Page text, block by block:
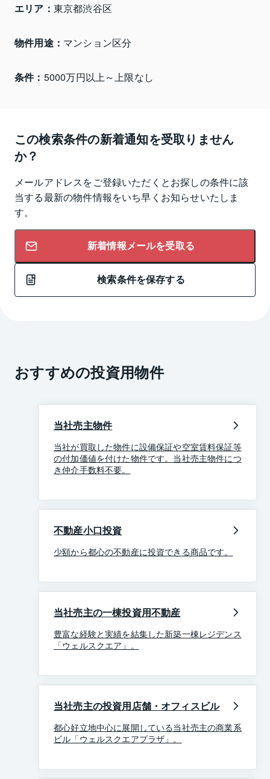
エリア： 東京都渋谷区
物件用途： マンション区分
条件： 5000万円以上～上限なし
この検索条件の新着通知を受取りません
か？
メールアドレスをご登録いただくとお探しの条件に該
当する最新の物件情報をいち早くお知らせいたしま
す。
新着情報メールを受取る
検索条件を保存する
おすすめの投資用物件
当社売主物件
当社が買取した物件に設備保証や空室賃料保証等
の付加価値を付けた物件です。当社売主物件につ
き仲介手数料不要。
不動産小口投資
少額から都心の不動産に投資できる商品です。
当社売主の一棟投資用不動産
豊富な経験と実績を結集した新築一棟レジデンス
「ウェルスクエア」。
当社売主の投資用店舗・オフィスビル
都心好立地中心に展開している当社売主の商業系
ビル「ウェルスクエアプラザ」。